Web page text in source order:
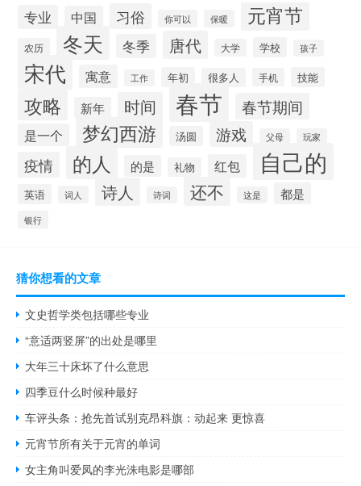
专业 中国 习俗 你可以 保暖 元宵节
农历 冬天 冬季 唐代 大学 学校 孩子
宋代 寓意 工作 年初 很多人 手机 技能
攻略 新年 时间 春节 春节期间
是一个 梦幻西游 汤圆 游戏 父母 玩家
疫情 的人 的是 礼物 红包 自己的
英语 词人 诗人 诗词 还不 这是 都是
银行
猜你想看的文章
文史哲学类包括哪些专业
“意适两竖屏”的出处是哪里
大年三十床坏了什么意思
四季豆什么时候种最好
车评头条：抢先首试别克昂科旗：动起来 更惊喜
元宵节所有关于元宵的单词
女主角叫爱凤的李光洙电影是哪部